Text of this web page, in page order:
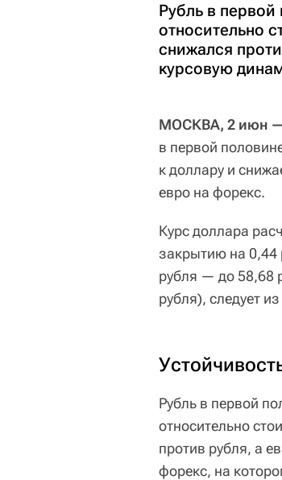
Рубль в
относительно
снижался
курсовую
МОСКВА, 2 июн
в первой
к доллару и
евро на форекс.
Курс доллара
закрытию на 0,44
рубля — до 58,68
рубля), следует
Рубль в первой
относительно
против рубля, а
форекс, на